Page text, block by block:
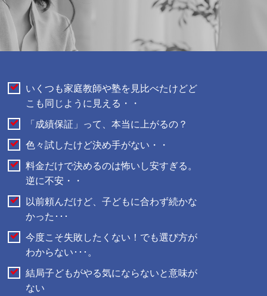
いくつも家庭教師や塾を見比べたけどど
こも同じように見える・・
「成績保証」って、本当に上がるの？
色々試したけど決め手がない・・
料金だけで決めるのは怖いし安すぎる。
逆に不安・・
以前頼んだけど、子どもに合わず続かな
かった･･･
今度こそ失敗したくない！でも選び方が
わからない･･･。
結局子どもがやる気にならないと意味が
ない